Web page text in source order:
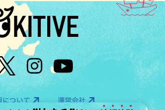
について 運営会社